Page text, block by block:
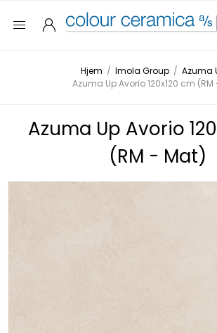
Hjem / Imola Group / Azuma
Azuma Up Avorio 120x120 cm
Azuma Up Avorio
(RM - Mat)